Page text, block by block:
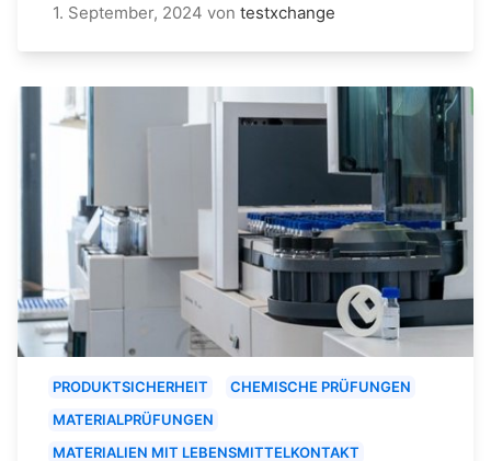
1. September, 2024 von testxchange
PRODUKTSICHERHEIT
CHEMISCHE PRÜFUNGEN
MATERIALPRÜFUNGEN
MATERIALIEN MIT LEBENSMITTELKONTAKT